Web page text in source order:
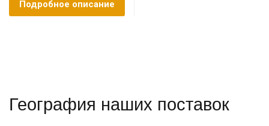
Подробное описание
География наших поставок